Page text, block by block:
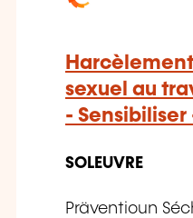
sexuel au
- Sensibiliser
SOLEUVRE
Präventioun